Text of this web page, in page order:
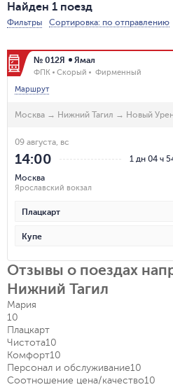
Найден 1 поезд
Фильтры
Сортировка: по отправлению
№ 012Я Ямал
ФПК Скорый
Фирменный
Маршрут
Москва → Нижний Тагил → Новый
1 дн 04 ч
09 августа, вс
14:00
Москва
Ярославский вокзал
Плацкарт
Купе
Отзывы о поездах
Нижний Тагил
Мария
10
Плацкарт
Чистота10
Комфорт10
Персонал и обслуживание10
Соотношение цена/качество10